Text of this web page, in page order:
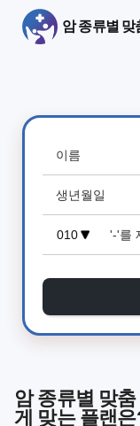
암 종류별 맞
암 종류별 맞
게 맞는 플랜